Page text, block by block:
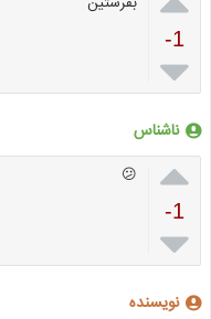
-1

ناشناس

-1

😕
نویسنده